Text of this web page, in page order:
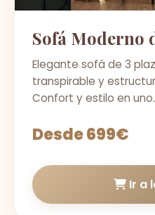
Sofá Moderno
Elegante sofá de 3
transpirable y
Confort y estilo en uno.
Desde 699€
Ir a